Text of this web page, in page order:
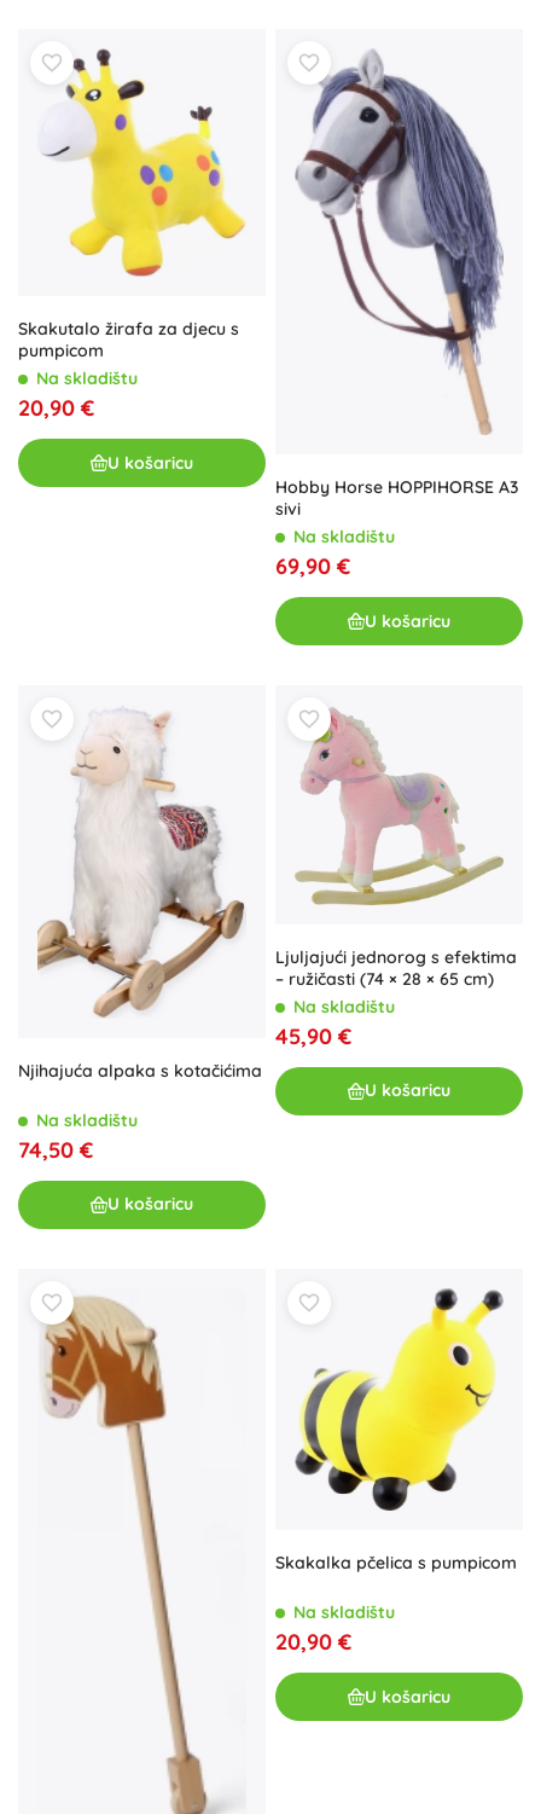
Skakutalo žirafa za djecu s
pumpicom
Na skladištu
20,90 €
U košaricu
Hobby Horse HOPPIHORSE A3
sivi
Na skladištu
69,90 €
U košaricu
Njihajuća alpaka s kotačićima
Na skladištu
74,50 €
U košaricu
Ljuljajući jednorog s efektima
– ružičasti (74 × 28 × 65 cm)
Na skladištu
45,90 €
U košaricu
Skakalka pčelica s pumpicom
Na skladištu
20,90 €
U košaricu